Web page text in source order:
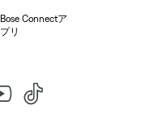
Bose Connectア
プリ